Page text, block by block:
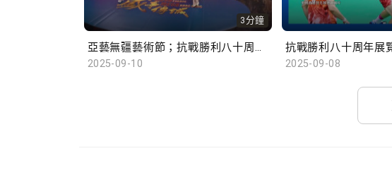
3分鐘
亞藝無疆藝術節；抗戰勝利八十周年展覽
2025-09-10 2025-09-08